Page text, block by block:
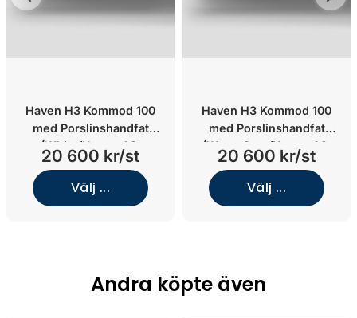
Haven H3 Kommod 100
med Porslinshandfat
(White/Knopp A2.
02/Mattsvart)
20 600 kr/st
Välj ...
Haven H3 Kommod 100
med Porslinshandfat
(Warm Grey/Knopp A2.
01/Krom)
20 600 kr/st
Välj ...
Andra köpte även